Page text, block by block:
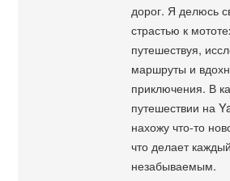
дорог. Я делюсь
страстью к
путешествуя,
маршруты и
приключения. В
путешествии на
нахожу что-то
что делает
незабываемым.